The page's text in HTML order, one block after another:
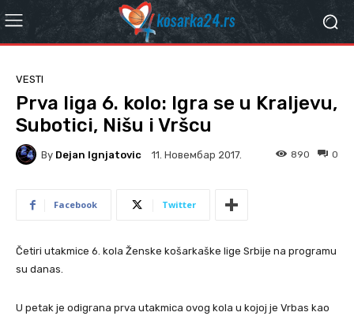
VESTI
Prva liga 6. kolo: Igra se u Kraljevu,
Subotici, Nišu i Vršcu
By Dejan Ignjatovic 11. Новембар 2017. 0
890
Facebook Twitter
Četiri utakmice 6. kola Ženske košarkaške lige Srbije na programu
su danas.
U petak je odigrana prva utakmica ovog kola u kojoj je Vrbas kao